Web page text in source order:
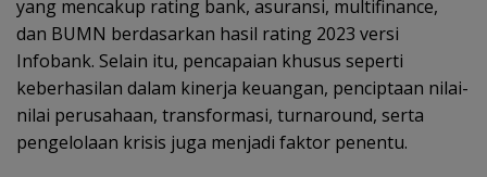
yang mencakup rating bank, asuransi, multifinance,
dan BUMN berdasarkan hasil rating 2023 versi
Infobank. Selain itu, pencapaian khusus seperti
keberhasilan dalam kinerja keuangan, penciptaan nilai-
nilai perusahaan, transformasi, turnaround, serta
pengelolaan krisis juga menjadi faktor penentu.